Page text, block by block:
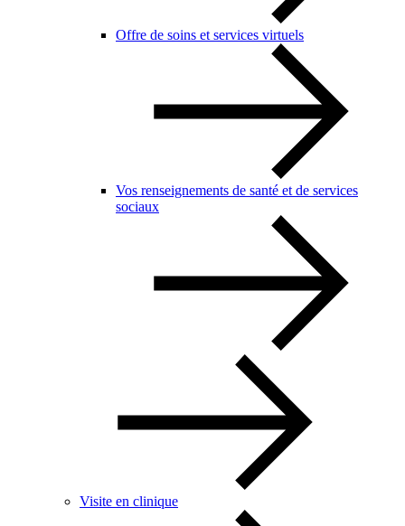
Offre de soins et services virtuels
Vos renseignements de santé et de services
sociaux
Visite en clinique